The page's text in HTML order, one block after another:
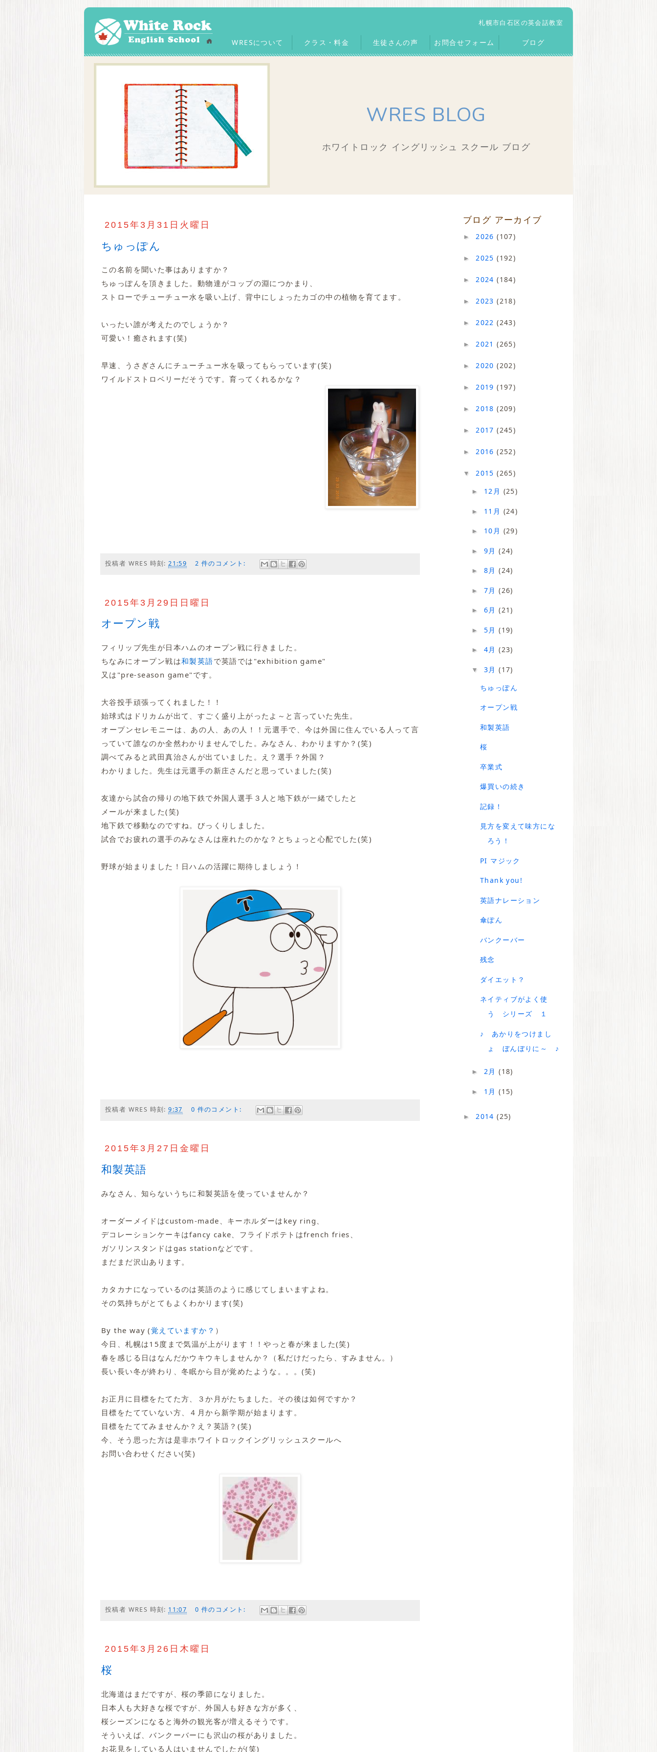
札幌市白石区の英会話教室
WRESについて クラス・料金 生徒さんの声 お問合せフォーム ブログ
WRES BLOG
ホワイトロック イングリッシュ スクール ブログ
2015年3月31日火曜日
ちゅっぽん
この名前を聞いた事はありますか？
ちゅっぽんを頂きました。動物達がコップの淵につかまり、
ストローでチューチュー水を吸い上げ、背中にしょったカゴの中の植物を育てます。
いったい誰が考えたのでしょうか？
可愛い！癒されます(笑)
早速、うさぎさんにチューチュー水を吸ってもらっています(笑)
ワイルドストロベリーだそうです。育ってくれるかな？
投稿者 WRES 時刻:21:59 2 件のコメント:
2015年3月29日日曜日
オープン戦
フィリップ先生が日本ハムのオープン戦に行きました。
ちなみにオープン戦は和製英語で英語では"exhibition game"
又は"pre-season game"です。
大谷投手頑張ってくれました！！
始球式はドリカムが出て、すごく盛り上がったよ～と言っていた先生。
オープンセレモニーは、あの人、あの人！！元選手で、今は外国に住んでいる人って言
っていて誰なのか全然わかりませんでした。みなさん、わかりますか？(笑)
調べてみると武田真治さんが出ていました。え？選手？外国？
わかりました。先生は元選手の新庄さんだと思っていました(笑)
友達から試合の帰りの地下鉄で外国人選手３人と地下鉄が一緒でしたと
メールが来ました(笑)
地下鉄で移動なのですね。びっくりしました。
試合でお疲れの選手のみなさんは座れたのかな？とちょっと心配でした(笑)
野球が始まりました！日ハムの活躍に期待しましょう！
投稿者 WRES 時刻:9:37 0 件のコメント:
2015年3月27日金曜日
和製英語
みなさん、知らないうちに和製英語を使っていませんか？
オーダーメイドはcustom-made、キーホルダーはkey ring、
デコレーションケーキはfancy cake、フライドポテトはfrench fries、
ガソリンスタンドはgas stationなどです。
まだまだ沢山あります。
カタカナになっているのは英語のように感じてしまいますよね。
その気持ちがとてもよくわかります(笑)
By the way (覚えていますか？ ）
今日、札幌は15度まで気温が上がります！！やっと春が来ました(笑)
春を感じる日はなんだかウキウキしませんか？（私だけだったら、すみません。）
長い長い冬が終わり、冬眠から目が覚めたような。。。(笑)
お正月に目標をたてた方、３か月がたちました。その後は如何ですか？
目標をたてていない方、４月から新学期が始まります。
目標をたててみませんか？え？英語？(笑)
今、そう思った方は是非ホワイトロックイングリッシュスクールへ
お問い合わせください(笑)
投稿者 WRES 時刻: 11:07 0 件のコメント:
2015年3月26日木曜日
桜
北海道はまだですが、桜の季節になりました。
日本人も大好きな桜ですが、外国人も好きな方が多く、
桜シーズンになると海外の観光客が増えるそうです。
そういえば、バンクーバーにも沢山の桜がありました。
お花見をしている人はいませんでしたが(笑)
ブログ アーカイブ
► 2026(107)
► 2025(192)
► 2024(184)
► 2023(218)
► 2022(243)
► 2021(265)
► 2020(202)
► 2019(197)
► 2018(209)
► 2017(245)
► 2016(252)
▼ 2015(265)
► 12月 (25)
► 11月 (24)
► 10月 (29)
► 9月(24)
► 8月(24)
► 7月(26)
► 6月(21)
► 5月(19)
► 4月(23)
▼ 3月(17)
ちゅっぽん
オープン戦
和製英語
桜
卒業式
爆買いの続き
記録！
見方を変えて味方にな
ろう！
PI マジック
Thank you!
英語ナレーション
傘ぽん
バンクーバー
残念
ダイエット？
ネイティブがよく使
う シリーズ １
♪ あかりをつけまし
ょ ぼんぼりに～ ♪
► 2月(18)
► 1月(15)
► 2014(25)